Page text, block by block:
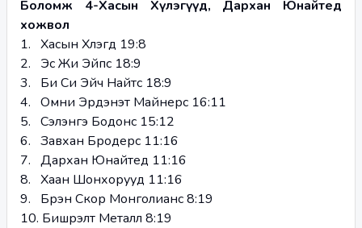
Боломж 4-Хасын Хүлэгүүд, Дархан Юнайтед
хожвол
1.   Хасын Хүлэгүүд 19:8
2.   Эс Жи Эйпс 18:9
3.   Би Си Эйч Найтс 18:9
4.   Омни Эрдэнэт Майнерс 16:11
5.   Сэлэнгэ Бодонс 15:12
6.   Завхан Бродерс 11:16
7.   Дархан Юнайтед 11:16
8.   Хаан Шонхорууд 11:16
9.   Бүрэн Скор Монголианс 8:19
10. Бишрэлт Металл 8:19